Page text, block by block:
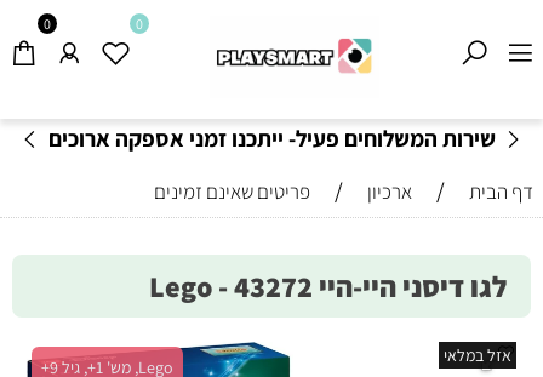
שירות המשלוחים פעיל- ייתכנו זמני אספקה ארוכים
0 0
דף הבית / ארכיון / פריטים שאינם זמינים
לגו דיסני היי-היי 43272 - Lego
Lego, מש' 1+, גיל 9+
אזל במלאי